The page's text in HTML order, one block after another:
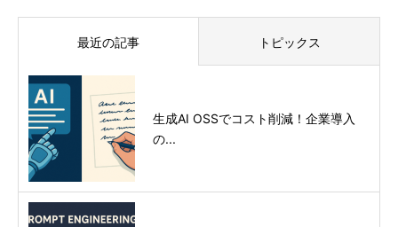
最近の記事 トピックス
生成AI OSSでコスト削減！企業導入
の...